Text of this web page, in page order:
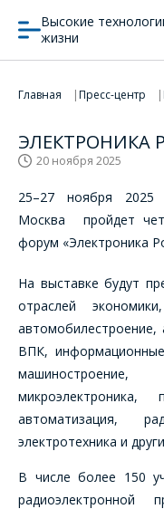
Высокие
жизни
Главная Пресс-центр
ЭЛЕКТРОНИКА
20 ноября 2025
25–27 ноября
Москва пройдет
форум «Электроника
На выставке будут
отраслей
автомобилестроение,
ВПК,
машиностроение,
микроэлектроника,
автоматизация,
электротехника и
В числе более 150
радиоэлектронной